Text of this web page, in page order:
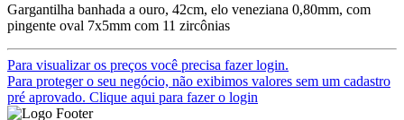
Gargantilha banhada a ouro, 42cm, elo veneziana 0,80mm, com
pingente oval 7x5mm com 11 zircônias
Para visualizar os preços você precisa fazer login.
Para proteger o seu negócio, não exibimos valores sem um cadastro
pré aprovado. Clique aqui para fazer o login